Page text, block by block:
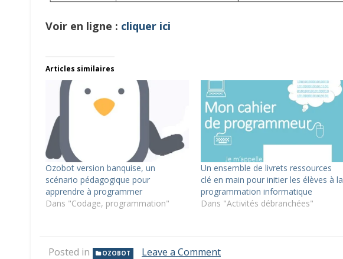
Voir en ligne : cliquer ici
Articles similaires
Ozobot version banquise, un
scénario pédagogique pour
apprendre à programmer
Dans "Codage, programmation"
Un ensemble de livrets ressources
clé en main pour initier les élèves à la
programmation informatique
Dans "Activités débranchées"
Posted in OZOBOT Leave a Commenton